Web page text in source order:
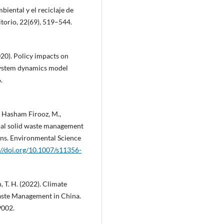
y el reciclaje de
22(69), 519–544.
Policy impacts on
dynamics model
Firooz, M.,
solid waste management
Environmental Science
doi.org/10.1007/s11356-
T. H. (2022). Climate
Management in China.